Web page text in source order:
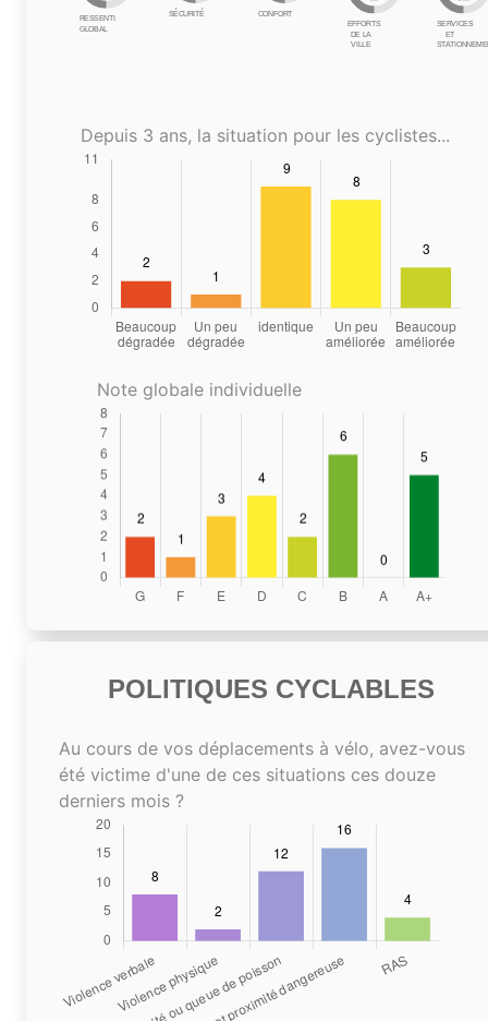
RESSENTI
GLOBAL
SÉCURITÉ CONFORT
EFFORTS
DE LA
VILLE
SERVICES
ET
Depuis 3 ans, la situation pour les cyclistes...
Note globale individuelle
POLITIQUES CYCLABLES
Au cours de vos déplacements à vélo, avez-vous
été victime d'une de ces situations ces douze
derniers mois ?